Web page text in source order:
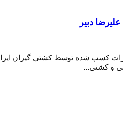
دبیر
کسب شده توسط کشتی گیران
و کشتی...